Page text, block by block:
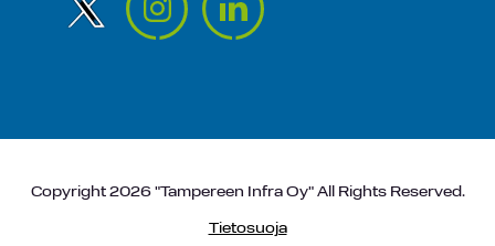
Copyright 2026 "Tampereen Infra Oy" All Rights Reserved.
Tietosuoja